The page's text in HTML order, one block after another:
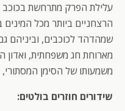
עלילת הפרק מתרחשת בכוכב
הרצחניים ביותר מכל
שמהדהד לכוכבים, וביניהם
מארוחת חג משפחתית, ואדון
משמעותו של הסימן המסתורי,
שידורים חוזרים בולטים: